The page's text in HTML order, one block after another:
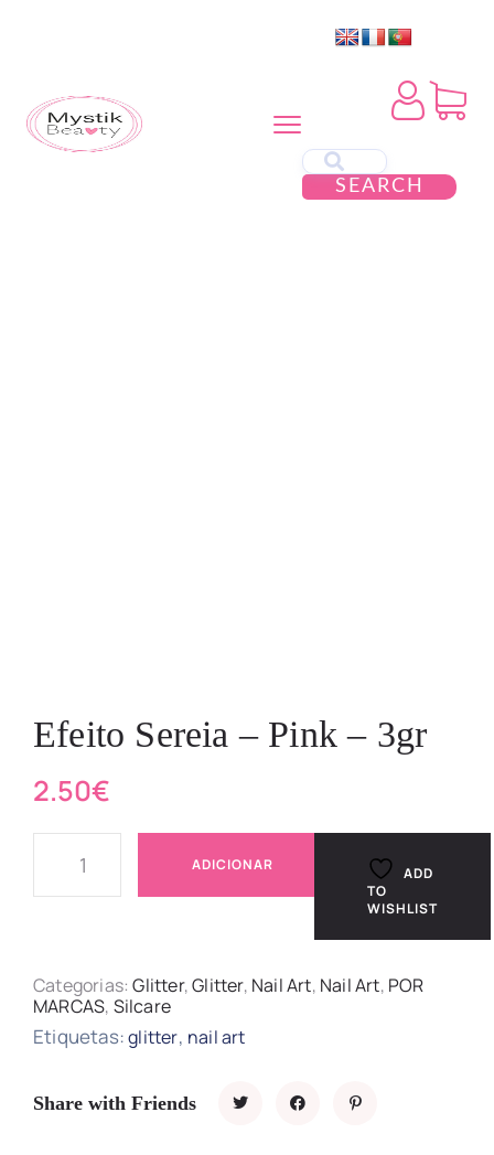
SEARCH
Efeito Sereia – Pink – 3gr
2.50€
ADICIONAR
ADD
TO
WISHLIST
Categorias:Glitter,Glitter, Nail Art, Nail Art, POR
MARCAS, Silcare
Etiquetas:glitter, nail art
Share with Friends